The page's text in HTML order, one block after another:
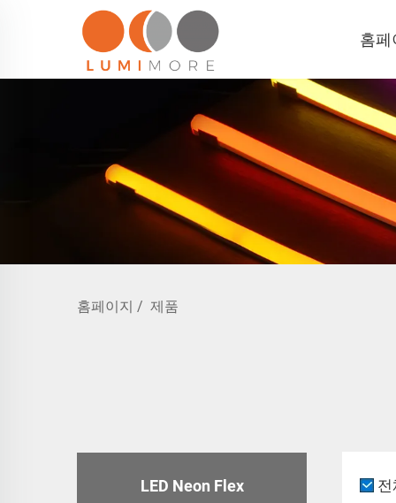
홈페
홈페이지 / 제품
LED Neon Flex 전